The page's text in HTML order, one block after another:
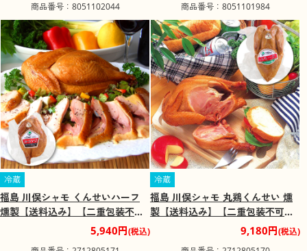
商品番号：8051102044
商品番号：8051101984
冷蔵
福島 川俣シャモ くんせいハーフ
燻製【送料込み】【二重包装不
可】【お届け不可地域：離島】
5,940円(税込)
冷蔵
福島 川俣シャモ 丸鶏くんせい 燻
製【送料込み】【二重包装不可】
【お届け不可地域：離島】
9,180円(税込)